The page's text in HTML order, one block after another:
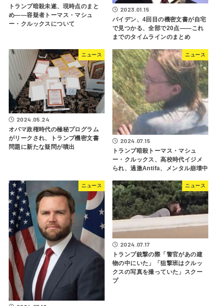
トランプ暗殺未遂、現時点のまと
め――容疑者トーマス・マシュ
ー・クルックスについて
2023.01.15
バイデン、4回目の機密文書が自宅
で見つかる、全部で20点――これ
までのタイムラインのまとめ
ニュース
2024.05.24
オバマ政権時代の極秘プログラム
がリークされ、トランプ機密文書
問題に新たな疑問が噴出
ニュース
2024.07.15
トランプ暗殺トーマス・マシュ
ー・クルックス、高校時代イジメ
られ、過激Antifa、メンタル崩壊中
ニュース ニュース
2024.07.17
トランプ銃撃の際「警官があの建
物の中にいた」「狙撃班はクルッ
クスの写真を撮っていた」スクー
プ